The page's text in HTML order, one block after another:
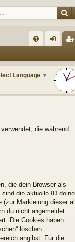
Q m
el
ist
rie
Language ▼
die während
die dein Browser als
die aktuelle ID
(zur Markierung dieser
du nicht angemeldet
Die Cookies haben
löschen.
angibst. Für die